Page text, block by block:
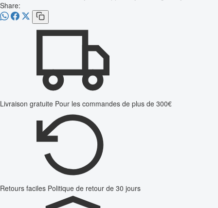
Share:
Livraison gratuite Pour les commandes de plus de 300€
Retours faciles Politique de retour de 30 jours